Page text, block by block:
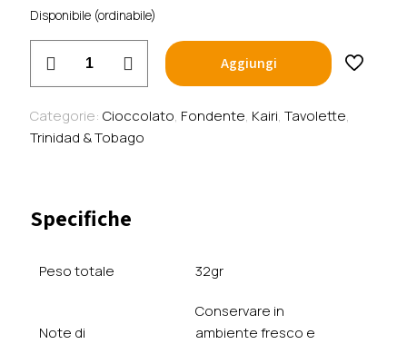
Disponibile (ordinabile)
Chocolate
-
Fondente
90%
Tobago
Aggiungi
Categorie: Cioccolato, Fondente, Kairi, Tavolette,
Trinidad & Tobago
Specifiche
Peso totale 32gr
Note di
Conservare in
ambiente fresco e